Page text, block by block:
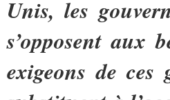
Unis, les
s’opposent aux
exigeons de ces